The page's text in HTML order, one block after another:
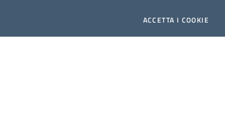
ACCETTA I COOKIE
Direttore responsabile: Giuliano Genetasio